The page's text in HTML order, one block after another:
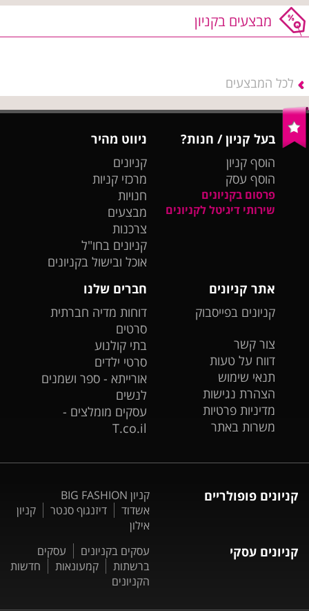
מבצעים בקניון
לכל המבצעים
בעל קניון / חנות?
הוסף קניון
הוסף עסק
פרסום בקניונים
שירותי דיגיטל לקניונים
ניווט מהיר
קניונים
מרכזי קניות
חנויות
מבצעים
צרכנות
קניונים בחו"ל
אוכל ובישול בקניונים
אתר קניונים
קניונים בפייסבוק
צור קשר
דווח על טעות
תנאי שימוש
הצהרת נגישות
מדיניות פרטיות
משרות באתר
חברים שלנו
דוחות מדיה חברתית
סרטים
בתי קולנוע
סרטי ילדים
אורייתא - ספר ושמנים
לנשים
עסקים מומלצים -
T.co.il
קניונים פופולריים
קניון BIG FASHION
אשדוד
דיזנגוף סנטר
קניון
אילון
קניונים עסקי עסקים בקניונים
עסקים
ברשתות
קמעונאות
חדשות
הקניונים